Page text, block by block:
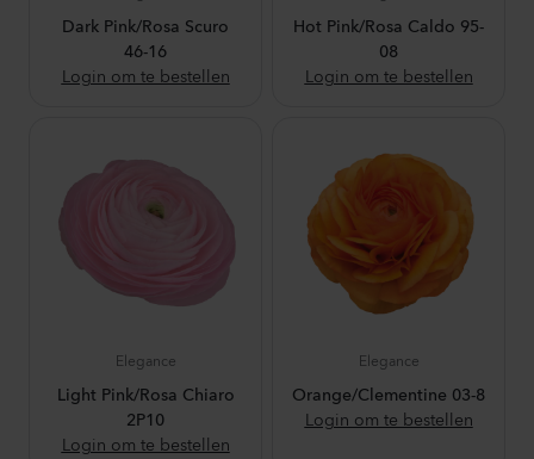
Dark Pink/Rosa Scuro
46-16
Login om te bestellen
Hot Pink/Rosa Caldo 95-
08
Login om te bestellen
Elegance
Light Pink/Rosa Chiaro
2P10
Login om te bestellen
Elegance
Orange/Clementine 03-8
Login om te bestellen